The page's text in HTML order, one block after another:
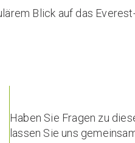
Blick auf das
Haben Sie Fragen zu
lassen Sie uns